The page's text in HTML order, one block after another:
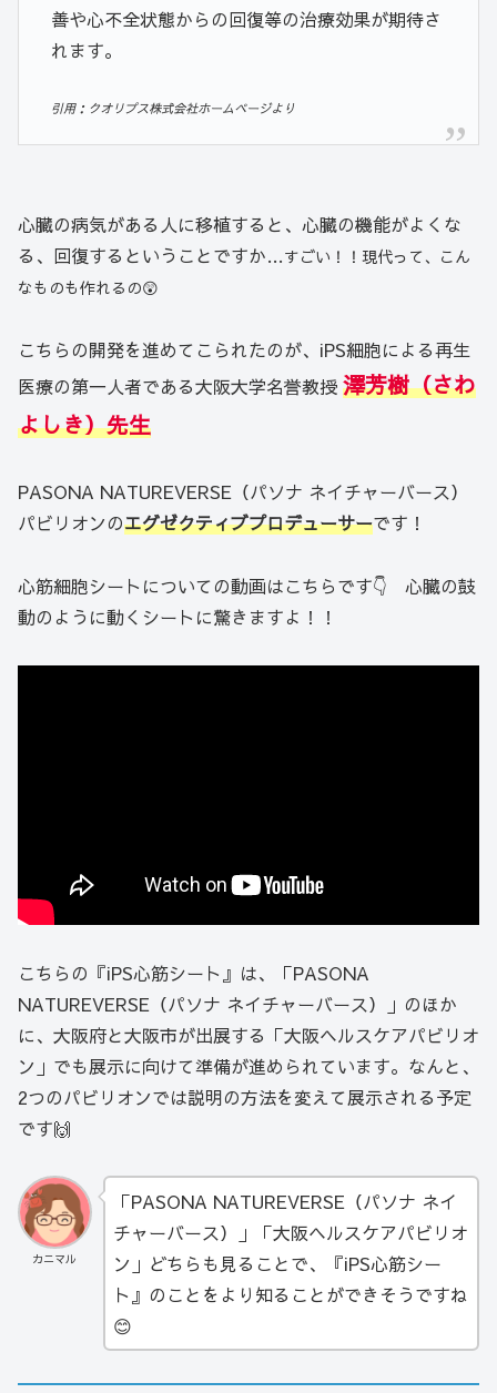
善や心不全状態からの回復等の治療効果が期待さ
れます。
引用：クオリプス株式会社ホームページより
心臓の病気がある人に移植すると、心臓の機能がよくな
る、回復するということですか…すごい！！現代って、こん
なものも作れるの😲
こちらの開発を進めてこられたのが、iPS細胞による再生
医療の第一人者である大阪大学名誉教授 澤芳樹（さわ
よしき）先生
PASONA NATUREVERSE（パソナ ネイチャーバース）
パビリオンのエグゼクティブプロデューサーです！
心筋細胞シートについての動画はこちらです👇 心臓の鼓
動のように動くシートに驚きますよ！！
こちらの『iPS心筋シート』は、「PASONA
NATUREVERSE（パソナ ネイチャーバース）」のほか
に、大阪府と大阪市が出展する「大阪ヘルスケアパビリオ
ン」でも展示に向けて準備が進められています。なんと、
2つのパビリオンでは説明の方法を変えて展示される予定
です🙌
カニマル
「PASONA NATUREVERSE（パソナ ネイ
チャーバース）」「大阪ヘルスケアパビリオ
ン」どちらも見ることで、『iPS心筋シー
ト』のことをより知ることができそうですね
😊